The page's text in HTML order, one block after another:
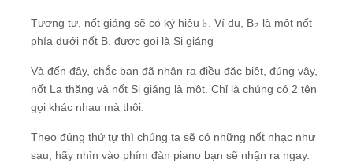
Tương tự, nốt giáng sẽ có ký hiệu ♭. Ví dụ, B♭ là một nốt
phía dưới nốt B. được gọi là Si giáng
Và đến đây, chắc bạn đã nhận ra điều đặc biệt, đúng vậy,
nốt La thăng và nốt Si giáng là một. Chỉ là chúng có 2 tên
gọi khác nhau mà thôi.
Theo đúng thứ tự thì chúng ta sẽ có những nốt nhạc như
sau, hãy nhìn vào phím đàn piano bạn sẽ nhận ra ngay.